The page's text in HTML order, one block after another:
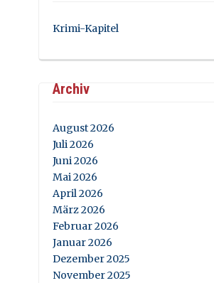
Krimi-Kapitel
Archiv
August 2026
Juli 2026
Juni 2026
Mai 2026
April 2026
März 2026
Februar 2026
Januar 2026
Dezember 2025
November 2025